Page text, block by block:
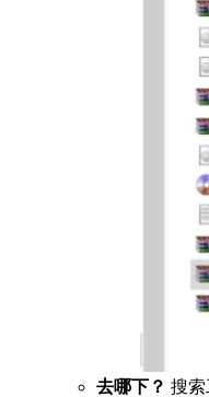
去哪下？ 搜